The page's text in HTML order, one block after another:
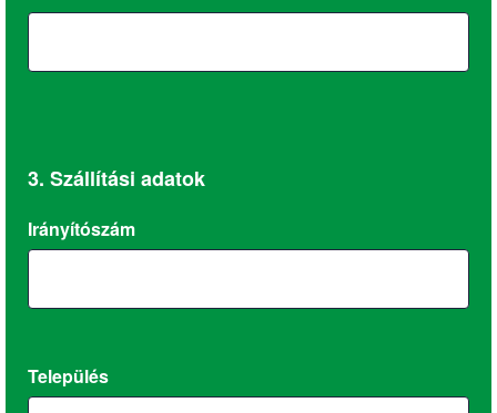
3. Szállítási adatok
Irányítószám
Település